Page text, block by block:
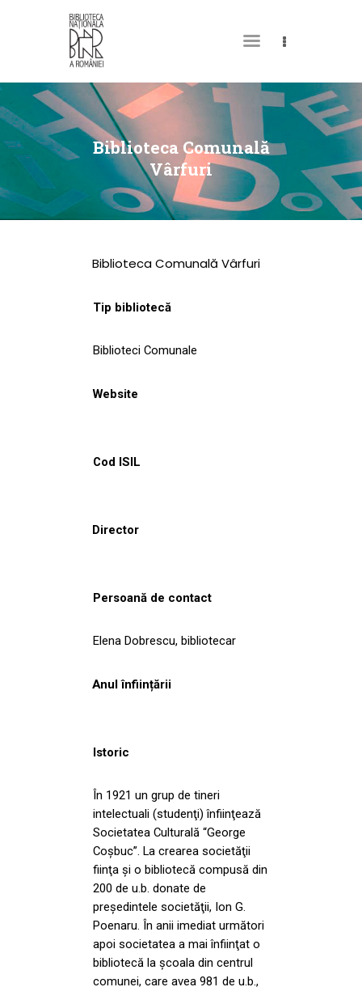
Biblioteca Comunală
Vârfuri
DESPRE NOI
PERMISUL MEU DE
BIBLIOTECĂ
CATALOAGE ȘI
COLECȚII
CULTURALE
NOUTĂȚI
Biblioteca Comunală Vârfuri
Tip bibliotecă
Biblioteci Comunale
Website
Cod ISIL
Director
Persoană de contact
Elena Dobrescu, bibliotecar
Anul înființării
Istoric
În 1921 un grup de tineri
intelectuali (studenţi) înfiinţează
Societatea Culturală “George
Coşbuc”. La crearea societăţii
fiinţa şi o bibliotecă compusă din
200 de u.b. donate de
preşedintele societăţii, Ion G.
Poenaru. În anii imediat următori
apoi societatea a mai înfiinţat o
bibliotecă la şcoala din centrul
comunei, care avea 981 de u.b.,